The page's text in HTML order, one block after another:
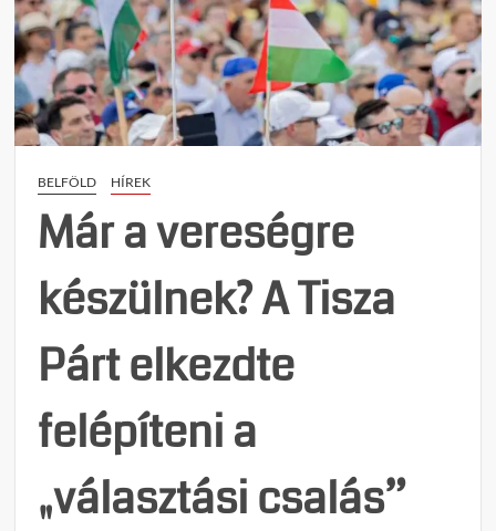
tette
a
BELFÖLD HÍREK
Már a vereségre
készülnek? A Tisza
Párt elkezdte
felépíteni a
„választási csalás”